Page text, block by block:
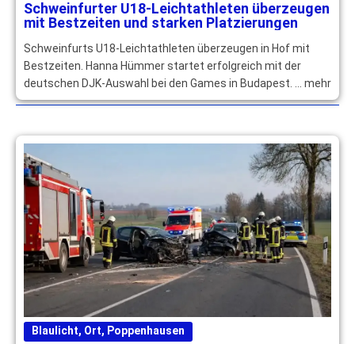
Schweinfurter U18-Leichtathleten überzeugen
mit Bestzeiten und starken Platzierungen
Schweinfurts U18-Leichtathleten überzeugen in Hof mit
Bestzeiten. Hanna Hümmer startet erfolgreich mit der
deutschen DJK-Auswahl bei den Games in Budapest. … mehr
Blaulicht, Ort, Poppenhausen